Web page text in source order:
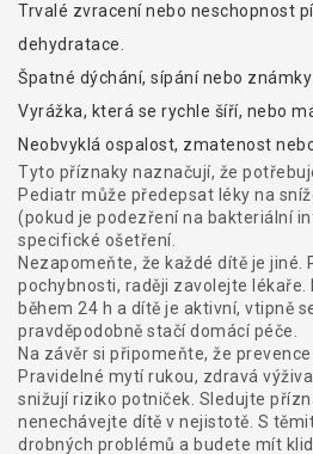
Trvalé zvracení nebo neschopnost
dehydratace.
Špatné dýchání, sípání nebo známky
Vyrážka, která se rychle šíří, nebo
Neobvyklá ospalost, zmatenost
Tyto příznaky naznačují, že
Pediatr může předepsat léky na
(pokud je podezření na bakteriální
specifické ošetření.
Nezapomeňte, že každé dítě je jiné.
pochybnosti, raději zavolejte lékaře.
během 24 h a dítě je aktivní, vtipně
pravděpodobně stačí domácí péče.
Na závěr si připomeňte, že prevence
Pravidelné mytí rukou, zdravá
snižují riziko potniček. Sledujte
nenechávejte dítě v nejistotě. S
drobných problémů a budete mít